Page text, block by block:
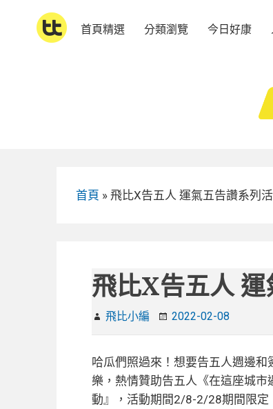
首頁精選 分類瀏覽 今日好康
首頁 » 飛比X告五人 運氣五告讚系列
飛比X告五人
飛比小編 2022-02-08
哈瓜們照過來！想要告五人週邊
樂，熱情贊助告五人《在這座城市
動』，活動期間2/8-2/28期間限定